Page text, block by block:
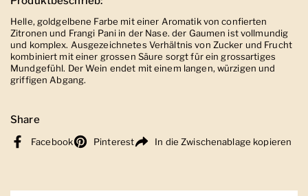
Helle, goldgelbene Farbe mit einer Aromatik von confierten
Zitronen und Frangi Pani in der Nase. der Gaumen ist vollmundig
und komplex. Ausgezeichnetes Verhältnis von Zucker und Frucht
kombiniert mit einer grossen Säure sorgt für ein grossartiges
Mundgefühl. Der Wein endet mit einem langen, würzigen und
griffigen Abgang.
Share
Facebook Pinterest In die Zwischenablage kopieren